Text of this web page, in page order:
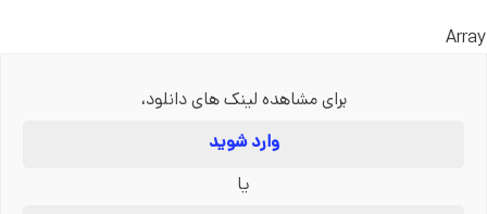
Array
برای مشاهده لینک های دانلود،
وارد شوید
یا